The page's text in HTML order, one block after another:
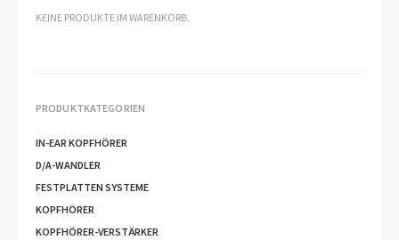
KEINE PRODUKTE IM WARENKORB.
PRODUKTKATEGORIEN
IN-EAR KOPFHÖRER
D/A-WANDLER
FESTPLATTEN SYSTEME
KOPFHÖRER
KOPFHÖRER-VERSTÄRKER